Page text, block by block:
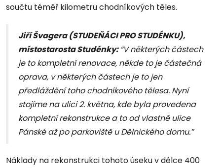
součtu téměř kilometru chodníkových těles.
Jiří Švagera (STUDEŇÁCI PRO STUDÉNKU),
místostarosta Studénky:“V některých částech
je to kompletní renovace, někde to je částečná
oprava, v některých částech je to jen
předláždění toho chodníkového tělesa. Nyní
stojíme na ulici 2. května, kde byla provedena
kompletní rekonstrukce a to od vlastně ulice
Pánské až po parkoviště u Dělnického domu.”
Náklady na rekonstrukci tohoto úseku v délce 400